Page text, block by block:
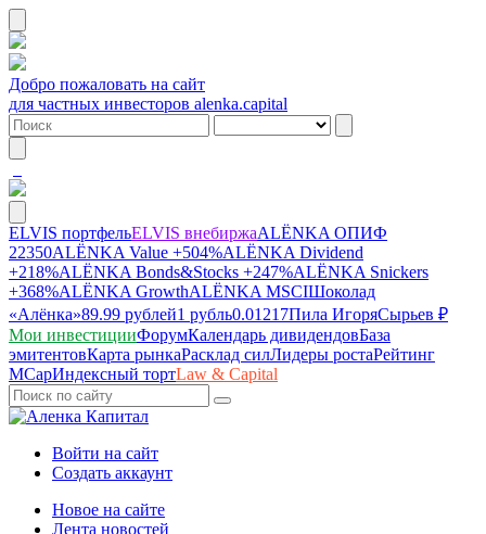
Добро пожаловать на сайт
для частных инвесторов alenka.capital
ELVIS портфельELVIS внебиржаALЁNKA ОПИФ
22350ALЁNKA Value +504%ALЁNKA Dividend
+218%ALЁNKA Bonds&Stocks +247%ALЁNKA Snickers
+368%ALЁNKA GrowthALЁNKA MSCIШоколад
«Алёнка»89.99 рублей1 рубль0.01217Пила ИгоряСырьев ₽
Мои инвестицииФорумКалендарь дивидендовБаза
эмитентовКарта рынкаРасклад силЛидеры ростаРейтинг
MCapИндексный тортLaw & Capital
Войти на сайт
Создать аккаунт
Новое на сайте
Лента новостей